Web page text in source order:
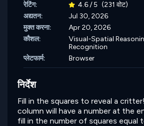
रेटिंग:
4.6 / 5 (231 वोट)
अद्यतन:
Jul 30, 2026
मुक्त करना:
Apr 20, 2026
कौशल:
Visual-Spatial
Recognition
प्लेटफार्म:
Browser
निर्देश
Fill in the squares to reveal a
column will have a number at the
fill in the number of squares equal